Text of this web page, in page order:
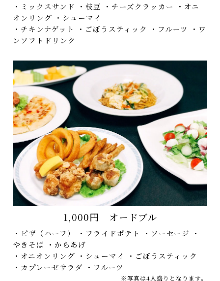
・ミックスサンド ・枝豆 ・チーズクラッカー ・オニ
オンリング ・シューマイ
・チキンナゲット ・ごぼうスティック ・フルーツ ・ワ
ンソフトドリンク
1,000円 オードブル
・ピザ（ハーフ） ・フライドポテト ・ソーセージ ・
やきそば ・からあげ
・オニオンリング ・シューマイ ・ごぼうスティック
・カプレーゼサラダ ・フルーツ
※写真は4人盛りとなります。